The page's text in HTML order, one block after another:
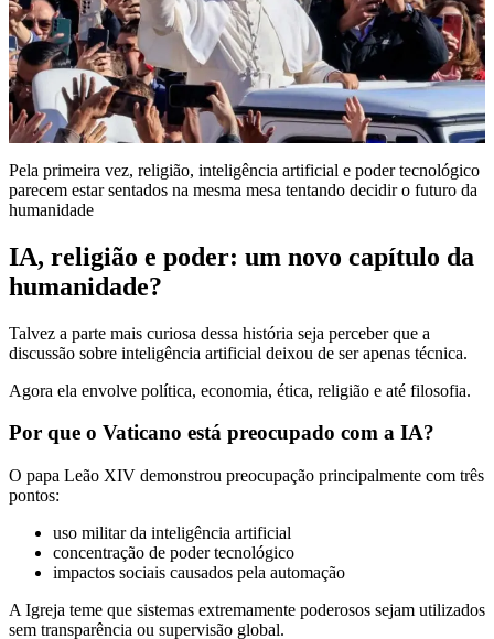
Pela primeira vez, religião, inteligência artificial e poder tecnológico
parecem estar sentados na mesma mesa tentando decidir o futuro da
humanidade
IA, religião e poder: um novo capítulo da
humanidade?
Talvez a parte mais curiosa dessa história seja perceber que a
discussão sobre inteligência artificial deixou de ser apenas técnica.
Agora ela envolve política, economia, ética, religião e até filosofia.
Por que o Vaticano está preocupado com a IA?
O papa Leão XIV demonstrou preocupação principalmente com três
pontos:
uso militar da inteligência artificial
concentração de poder tecnológico
impactos sociais causados pela automação
A Igreja teme que sistemas extremamente poderosos sejam utilizados
sem transparência ou supervisão global.